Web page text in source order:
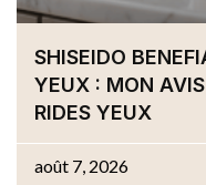
SHISEIDO
YEUX : MON
RIDES YEUX
août 7, 2026